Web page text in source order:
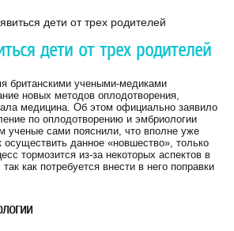
дети от трех родителей
дети от трех родителей
британскими учеными-медиками
новых методов оплодотворения,
медицина. Об этом официально заявило
по оплодотворению и эмбриологии
ученые сами пояснили, что вполне уже
осуществить данное «новшество», только
тормозится из-за некоторых аспектов в
как потребуется внести в него поправки